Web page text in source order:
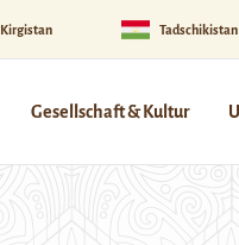
Kirgistan Tadschikistan
Gesellschaft & Kultur